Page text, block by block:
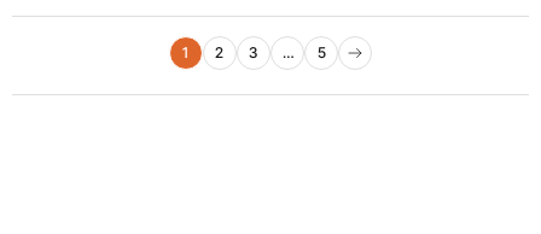
Paginazione degli articoli
1 2 3 … 5
Pagina successiva